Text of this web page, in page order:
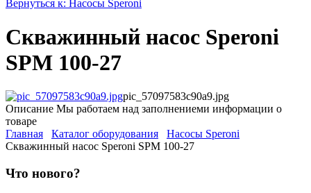
Вернуться к: Насосы Speroni
Скважинный насос Speroni
SPM 100-27
pic_57097583c90a9.jpg
Описание Мы работаем над заполнениеми информации о
товаре
Главная
Каталог оборудования
Насосы Speroni
Скважинный насос Speroni SPM 100-27
Что нового?